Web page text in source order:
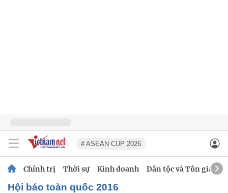
# ASEAN CUP 2026
Chính trị Thời sự Kinh doanh Dân tộc và Tôn giáo
Hội báo toàn quốc 2016